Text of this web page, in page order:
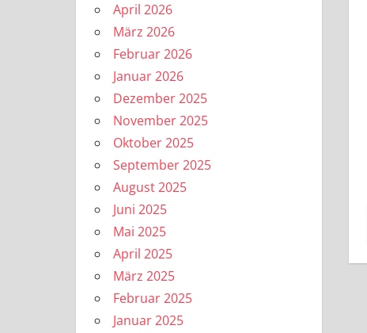
April 2026
März 2026
Februar 2026
Januar 2026
Dezember 2025
November 2025
Oktober 2025
September 2025
August 2025
Juni 2025
Mai 2025
April 2025
März 2025
Februar 2025
Januar 2025